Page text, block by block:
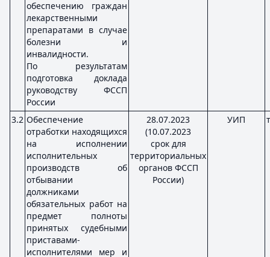
обеспечению граждан
лекарственными
препаратами в случае
болезни и
инвалидности.
По результатам
подготовка доклада
руководству ФССП
России
3.2 Обеспечение
отработки находящихся
на исполнении
исполнительных
производств об
отбывании
должниками
обязательных работ на
предмет полноты
принятых судебными
приставами-
исполнителями мер и
28.07.2023
(10.07.2023
срок для
территориальных
органов ФССП
России)
УИП